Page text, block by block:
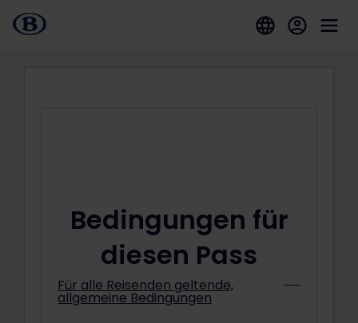
Bedingungen für
diesen Pass
Für alle Reisenden geltende,
allgemeine Bedingungen